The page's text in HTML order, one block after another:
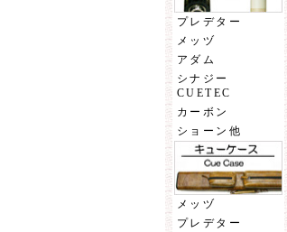
プレデター
メッヅ
アダム
シナジー
CUETEC
カーボン
ショーン他
メッヅ
プレデター